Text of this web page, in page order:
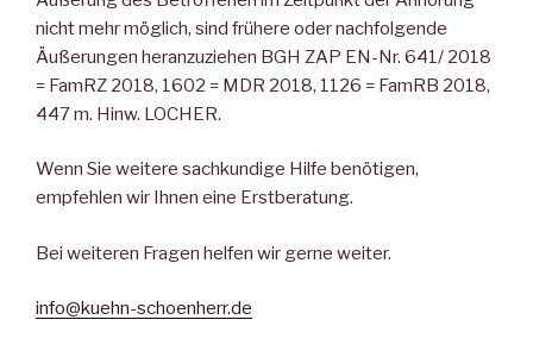
nicht mehr möglich, sind frühere oder nachfolgende
Äußerungen heranzuziehen BGH ZAP EN-Nr. 641/ 2018
= FamRZ 2018, 1602 = MDR 2018, 1126 = FamRB 2018,
447 m. Hinw. LOCHER.
Wenn Sie weitere sachkundige Hilfe benötigen,
empfehlen wir Ihnen eine Erstberatung.
Bei weiteren Fragen helfen wir gerne weiter.
info@kuehn-schoenherr.de